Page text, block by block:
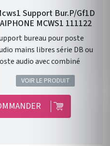
Support Bur.P/Gf1D
MCWS1 111122
bureau pour poste
mains libres série DB ou
audio avec combiné
VOIR LE PRODUIT